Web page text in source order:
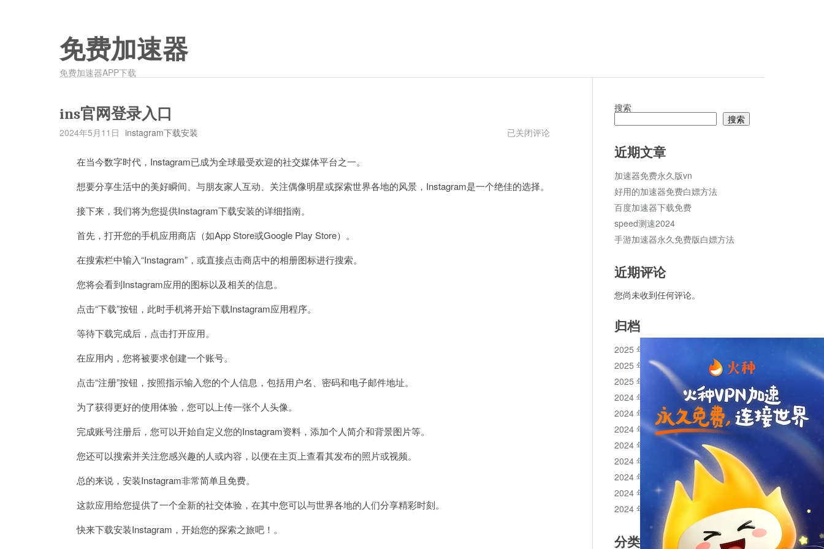
免费加速器
免费加速器APP下载
ins官网登录入口
2024年5月11日 instagram下载安装
ins
入
口
已关闭评论
在当今数字时代，Instagram已成为全球最受欢迎的社交媒体平台之一。
想要分享生活中的美好瞬间、与朋友家人互动、关注偶像明星或探索世界各地的风景，Instagram是一个绝佳的选择。
接下来，我们将为您提供Instagram下载安装的详细指南。
首先，打开您的手机应用商店（如App Store或Google Play Store）。
在搜索栏中输入“Instagram”，或直接点击商店中的相册图标进行搜索。
您将会看到Instagram应用的图标以及相关的信息。
点击“下载”按钮，此时手机将开始下载Instagram应用程序。
等待下载完成后，点击打开应用。
在应用内，您将被要求创建一个账号。
点击“注册”按钮，按照指示输入您的个人信息，包括用户名、密码和电子邮件地址。
为了获得更好的使用体验，您可以上传一张个人头像。
完成账号注册后，您可以开始自定义您的Instagram资料，添加个人简介和背景图片等。
您还可以搜索并关注您感兴趣的人或内容，以便在主页上查看其发布的照片或视频。
总的来说，安装Instagram非常简单且免费。
这款应用给您提供了一个全新的社交体验，在其中您可以与世界各地的人们分享精彩时刻。
快来下载安装Instagram，开始您的探索之旅吧！。
搜索
搜索
近期文章
加速器免费永久版vn
好用的加速器免费白嫖方法
百度加速器下载免费
speed测速2024
手游加速器永久免费版白嫖方法
近期评论
您尚未收到任何评论。
归档
2025 年 11 月
2025 年 10 月
2025 年 1 月
2024 年 12 月
2024 年 11 月
2024 年 10 月
2024 年 9 月
2024 年 8 月
2024 年 7 月
2024 年 6 月
2024 年 5 月
分类目录